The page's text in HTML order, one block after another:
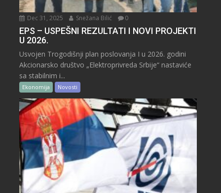
Dec 31, 2025 Snežana Bilić 0
EPS – USPEŠNI REZULTATI I NOVI PROJEKTI
U 2026.
Usvojen Trogodišnji plan poslovanja I u 2026. godini
Akcionarsko društvo „Elektroprivreda Srbije“ nastaviće
sa stabilnim i...
Ekonomija Novosti